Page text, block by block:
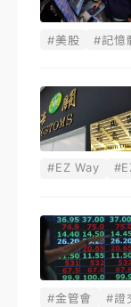
#美股 #記憶
#EZ Way
#金管會 #證